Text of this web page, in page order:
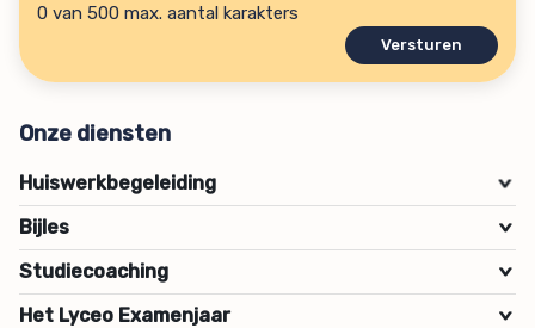
0 van 500 max. aantal karakters
Onze diensten
Huiswerkbegeleiding >
Bijles >
Studiecoaching >
Het Lyceo Examenjaar >